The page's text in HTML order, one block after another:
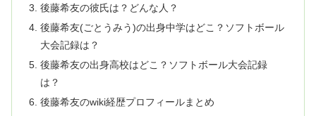
後藤希友の彼氏は？どんな人？
後藤希友(ごとうみう)の出身中学はどこ？ソフトボール
大会記録は？
後藤希友の出身高校はどこ？ソフトボール大会記録
は？
後藤希友のwiki経歴プロフィールまとめ